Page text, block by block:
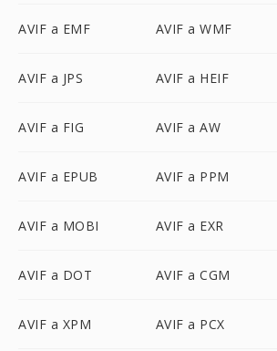
AVIF a EMF AVIF a WMF
AVIF a JPS AVIF a HEIF
AVIF a FIG AVIF a AW
AVIF a EPUB AVIF a PPM
AVIF a MOBI AVIF a EXR
AVIF a DOT AVIF a CGM
AVIF a XPM AVIF a PCX